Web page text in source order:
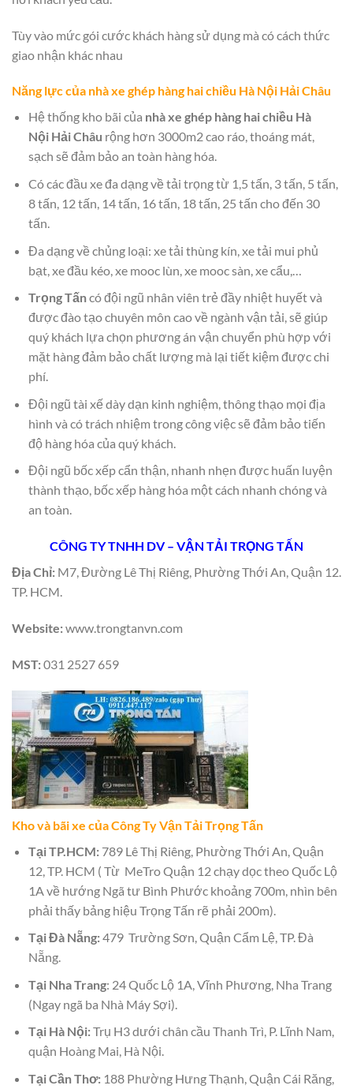
Tùy vào mức gói cước khách hàng sử dụng mà có cách thức
giao nhận khác nhau
Năng lực của nhà xe ghép hàng hai chiều Hà Nội Hải Châu
Hệ thống kho bãi của nhà xe ghép hàng hai chiều Hà
Nội Hải Châu rộng hơn 3000m2 cao ráo, thoáng mát,
sạch sẽ đảm bảo an toàn hàng hóa.
Có các đầu xe đa dạng về tải trọng từ 1,5 tấn, 3 tấn, 5 tấn,
8 tấn, 12 tấn, 14 tấn, 16 tấn, 18 tấn, 25 tấn cho đến 30
tấn.
Đa dạng về chủng loại: xe tải thùng kín, xe tải mui phủ
bạt, xe đầu kéo, xe mooc lùn, xe mooc sàn, xe cẩu,…
Trọng Tấncó đội ngũ nhân viên trẻ đầy nhiệt huyết và
được đào tạo chuyên môn cao về ngành vận tải, sẽ giúp
quý khách lựa chọn phương án vận chuyển phù hợp với
mặt hàng đảm bảo chất lượng mà lại tiết kiệm được chi
phí.
Đội ngũ tài xế dày dạn kinh nghiệm, thông thạo mọi địa
hình và có trách nhiệm trong công việc sẽ đảm bảo tiến
độ hàng hóa của quý khách.
Đội ngũ bốc xếp cẩn thận, nhanh nhẹn được huấn luyện
thành thạo, bốc xếp hàng hóa một cách nhanh chóng và
an toàn.
CÔNG TY TNHH DV – VẬN TẢI TRỌNG TẤN
Địa Chỉ: M7, Đường Lê Thị Riêng, Phường Thới An, Quận 12.
TP. HCM.
Website:www.trongtanvn.com
MST:031 2527 659
Kho và bãi xe của Công Ty Vận Tải Trọng Tấn
Tại TP.HCM:789 Lê Thị Riêng, Phường Thới An, Quận
12, TP. HCM ( Từ MeTro Quận 12 chạy dọc theo Quốc Lộ
1A về hướng Ngã tư Bình Phước khoảng 700m, nhìn bên
phải thấy bảng hiệu Trọng Tấn rẽ phải 200m).
Tại Đà Nẵng:479 Trường Sơn, Quận Cẩm Lệ, TP. Đà
Nẵng.
Tại Nha Trang: 24 Quốc Lộ 1A, Vĩnh Phương, Nha Trang
(Ngay ngã ba Nhà Máy Sợi).
Tại Hà Nội:Trụ H3 dưới chân cầu Thanh Trì, P. Lĩnh Nam,
quận Hoàng Mai, Hà Nội.
Tại Cần Thơ: 188 Phường Hưng Thạnh, Quận Cái Răng,